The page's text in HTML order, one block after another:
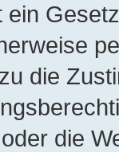
die
die